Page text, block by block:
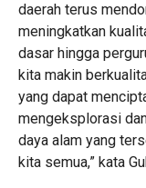
daerah terus
meningkatkan
dasar hingga
kita makin
yang dapat
mengeksplorasi
daya alam yang
kita semua,” kata